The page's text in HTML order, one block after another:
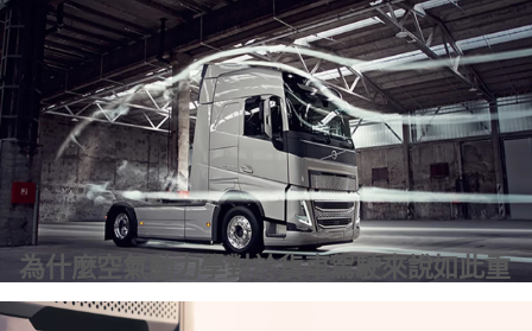
為什麼空氣動力學對於貨車駕駛來說如此重
要